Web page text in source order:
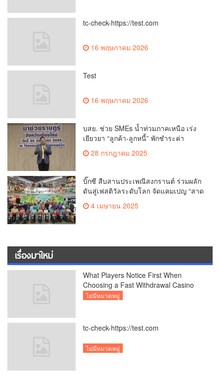
tc-check-https://test.com
16 พฤษภาคม 2026
Test
16 พฤษภาคม 2026
บสย. ช่วย SMEs น้ำท่วมภาคเหนือ เร่ง
เยียวยา “ลูกค้า-ลูกหนี้” พักชำระค่า
ธรรมเนียม-ค่างวด
28 กรกฎาคม 2025
บิ๊กซี สืบสานประเพณีสงกรานต์ ร่วมผลัก
ดันสู่เฟสติวัลระดับโลก จัดแคมเปญ “สาด
สนุกรับสงกรานต์ที่บิ๊กซี” อัดโปรฉ่ำ ลด
สูงสุด 50% กระตุ้นการเดินทางนักท่อง
4 เมษายน 2025
เรื่องมาใหม่
What Players Notice First When
Choosing a Fast Withdrawal Casino
UK
ไม่มีหมวดหมู่
tc-check-https://test.com
ไม่มีหมวดหมู่